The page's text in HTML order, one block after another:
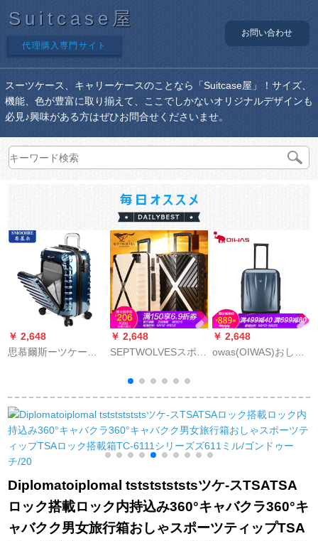
Suitcase屋
代理購入専門サイト
お問い合わせ
スーツケース、キャリーケースのことなら「Suitcase屋」！サイズ、
機能、色が豊富に取り揃えて、ここでしかないオリジナルデザインも
必見♪興味がある方はぜひお問合せくださいませ。
￥ 2,648
思慕爾斯ーツケース
ー26/28セセンチ旅行
箱机内持込みみ托箱B
タグ灰20セセンチー
セミナー
￥ 2,648
SEPTWOLVESスポー
小清新スケズスーツ
ケースins男TSAロッ
ク搭載箱2019新潮黒
24セチア
￥ 2,648
owas(OIWAS)おしゃ
スタッケスポスポー
ツ6168海军青24セン
チーニュース
Diplomatoiplomal tstststststsツケ-スTSATSA
ロック搭載ロック内持込み360°キャバクラ360°キ
ャバクク男女旅行箱おしゃスポーツティップTSA